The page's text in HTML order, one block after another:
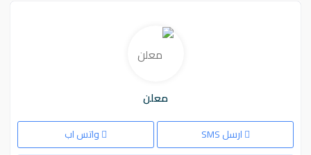
معلن
ارسل SMS واتس اب